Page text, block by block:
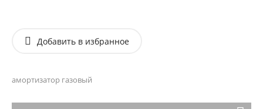
Добавить в избранное
амортизатор газовый